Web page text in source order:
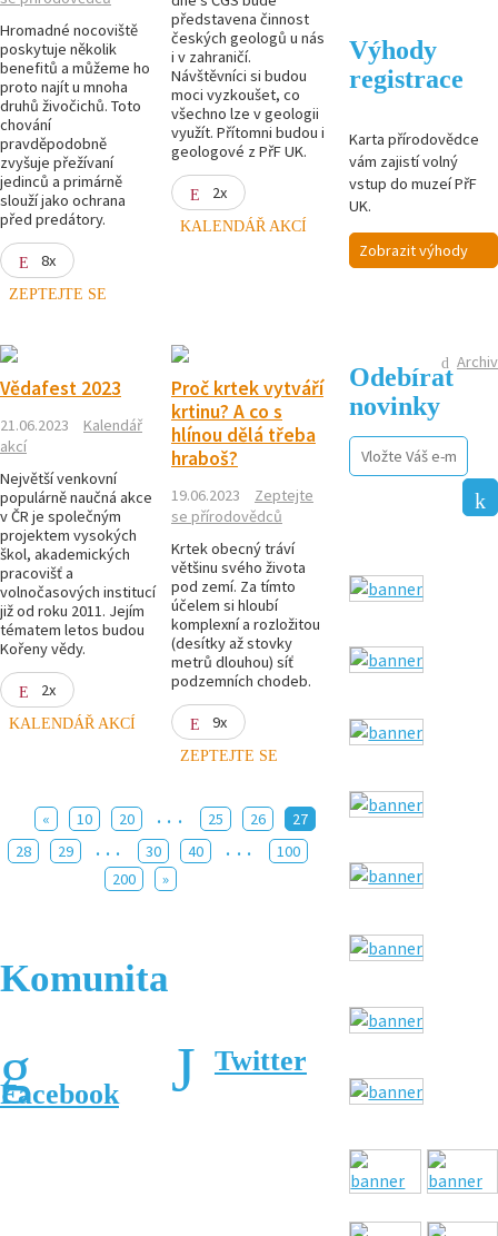
Hromadné nocoviště
poskytuje několik
benefitů a můžeme ho
proto najít u mnoha
druhů živočichů. Toto
chování
pravděpodobně
zvyšuje přežívaní
jedinců a primárně
slouží jako ochrana
před predátory.
8x
ZEPTEJTE SE
představena činnost
českých geologů u nás
i v zahraničí.
Návštěvníci si budou
moci vyzkoušet, co
všechno lze v geologii
využít. Přítomni budou i
geologové z PřF UK.
2x
KALENDÁŘ AKCÍ
Vědafest 2023
21.06.2023
Kalendář
akcí
Největší venkovní
populárně naučná akce
v ČR je společným
projektem vysokých
škol, akademických
pracovišť a
volnočasových institucí
již od roku 2011. Jejím
tématem letos budou
Kořeny vědy.
2x
KALENDÁŘ AKCÍ
Proč krtek vytváří
krtinu? A co s
hlínou dělá třeba
hraboš?
19.06.2023
Zeptejte
se přírodovědců
Krtek obecný tráví
většinu svého života
pod zemí. Za tímto
účelem si hloubí
komplexní a rozložitou
(desítky až stovky
metrů dlouhou) síť
podzemních chodeb.
9x
ZEPTEJTE SE
« 10 20 ... 25 26
27
28
29 ... 30 40 ...
100
200
»
Komunita
Facebook
Twitter
Výhody
registrace
Karta přírodovědce
vám zajistí volný
vstup do muzeí PřF
UK.
Zobrazit výhody
Archiv
Odebírat
novinky